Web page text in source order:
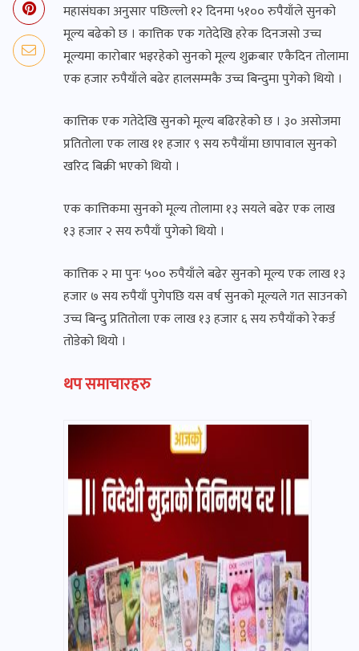
महासंघका अनुसार पछिल्लो १२ दिनमा ५१०० रुपैयाँले सुनको
मूल्य बढेको छ । कात्तिक एक गतेदेखि हरेक दिनजसो उच्च
मूल्यमा कारोबार भइरहेको सुनको मूल्य शुक्रबार एकैदिन तोलामा
एक हजार रुपैयाँले बढेर हालसम्मकै उच्च बिन्दुमा पुगेको थियो ।
कात्तिक एक गतेदेखि सुनको मूल्य बढिरहेको छ । ३० असोजमा
प्रतितोला एक लाख ११ हजार ९ सय रुपैयाँमा छापावाल सुनको
खरिद बिक्री भएको थियो ।
एक कात्तिकमा सुनको मूल्य तोलामा १३ सयले बढेर एक लाख
१३ हजार २ सय रुपैयाँ पुगेको थियो ।
कात्तिक २ मा पुनः ५०० रुपैयाँले बढेर सुनको मूल्य एक लाख १३
हजार ७ सय रुपैयाँ पुगेपछि यस वर्ष सुनको मूल्यले गत साउनको
उच्च बिन्दु प्रतितोला एक लाख १३ हजार ६ सय रुपैयाँको रेकर्ड
तोडेको थियो ।
थप समाचारहरु